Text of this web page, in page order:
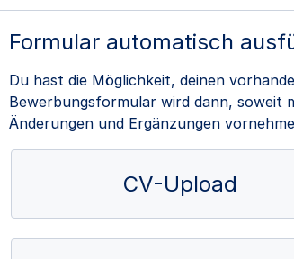
Formular automatisch
Du hast die Möglichkeit, deinen
Bewerbungsformular wird dann, soweit
Änderungen und Ergänzungen
CV-Upload